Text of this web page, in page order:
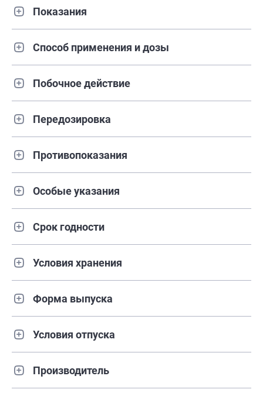
Показания
Способ применения и дозы
Побочное действие
Передозировка
Противопоказания
Особые указания
Срок годности
Условия хранения
Форма выпуска
Условия отпуска
Производитель